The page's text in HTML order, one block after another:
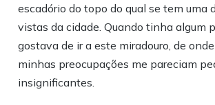
escadório do topo do qual se tem uma
vistas da cidade. Quando tinha algum
gostava de ir a este miradouro, de
minhas preocupações me pareciam
insignificantes.